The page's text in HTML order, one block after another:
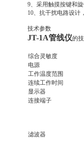
9、采用触摸按键和
10、抗干扰电路设计
技术参数
JT-1A管线仪的
综合灵敏度
电源
工作温度范围
连续工作时间
显示器
连接端子
滤波器